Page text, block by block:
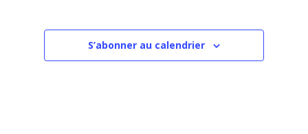
S’abonner au calendrier